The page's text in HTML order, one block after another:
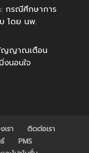
า: กรณีศึกษาการ
บ โดย นพ.
สัญญาณเตือน
นอนใจ
เรา
ติดต่อเรา
PMS